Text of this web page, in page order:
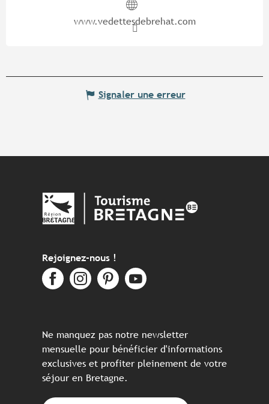
www.vedettesdebrehat.com
Signaler une erreur
Rejoignez-nous !
Ne manquez pas notre newsletter
mensuelle pour bénéficier d'informations
exclusives et profiter pleinement de votre
séjour en Bretagne.